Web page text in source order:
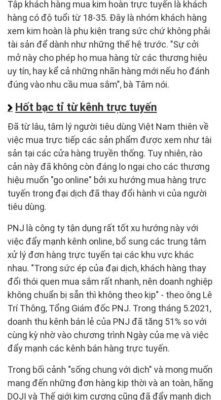
Tập khách hàng mua kim hoàn trực tuyến là khách
hàng có độ tuổi từ 18-35. Đây là nhóm khách hàng
xem kim hoàn là phụ kiện trang sức chứ không phải
tài sản để dành như những thế hệ trước. "Sự cởi
mở này cho phép họ mua hàng từ các thương hiệu
uy tín, hay kể cả những nhãn hàng mới nếu họ đánh
đúng vào nhu cầu mua sắm", bà Tâm nói.
Hốt bạc tỉ từ kênh trực tuyến
Đã từ lâu, tâm lý người tiêu dùng Việt Nam thiên về
việc mua trực tiếp các sản phẩm được xem như tài
sản tại các cửa hàng truyền thống. Tuy nhiên, rào
cản này đã không còn đáng lo ngại cho các thương
hiệu muốn "go online" bởi xu hướng mua hàng trực
tuyến trong đại dịch đã thay đổi hành vi của người
tiêu dùng.
PNJ là công ty tận dụng rất tốt xu hướng này với
việc đẩy mạnh kênh online, bổ sung các trung tâm
xử lý đơn hàng trực tuyến tại các khu vực khác
nhau. "Trong sức ép của đại dịch, khách hàng thay
đổi thói quen mua sắm rất nhanh, nên doanh nghiệp
không chuẩn bị sẵn thì không theo kịp" - theo ông Lê
Trí Thông, Tổng Giám đốc PNJ. Trong tháng 5.2021,
doanh thu kênh bán lẻ của PNJ đã tăng 51% so với
cùng kỳ nhờ vào chương trình Ngày của mẹ và việc
đẩy mạnh các kênh bán hàng trực tuyến.
Trong bối cảnh "sống chung với dịch" và mong muốn
mang đến những đơn hàng kịp thời và an toàn, hãng
DOJI và Thế giới kim cương cũng đã đẩy mạnh dịch